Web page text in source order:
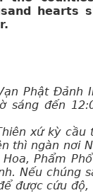
hearts
Phật Đảnh
sáng đến
xứ kỳ cầu
thì ngàn nơi
Phẩm
Nếu chúng
được cứu